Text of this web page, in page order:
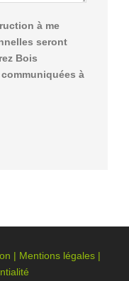
à me
seront
Bois
à
| Mentions légales|